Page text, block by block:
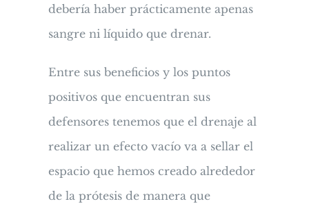
debería haber prácticamente apenas
sangre ni líquido que drenar.
Entre sus beneficios y los puntos
positivos que encuentran sus
defensores tenemos que el drenaje al
realizar un efecto vacío va a sellar el
espacio que hemos creado alrededor
de la prótesis de manera que